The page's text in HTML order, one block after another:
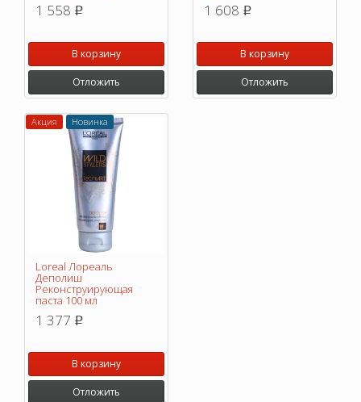
1 558 p
В корзину
Отложить
1 608 p
В корзину
Отложить
Акция Новинка
Loreal Лореаль
Деполиш
Реконструирующая
паста 100 мл
1 377 p
В корзину
Отложить